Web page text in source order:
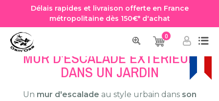
Délais rapides et livraison offerte en France
métropolitaine dès 150€* d'achat
0
Accueil MUR D'ESCALADE JARDIN
MUR D'ESCALADE EXTÉRIEUR
DANS UN JARDIN
Un mur d'escalade au style urbain dans son